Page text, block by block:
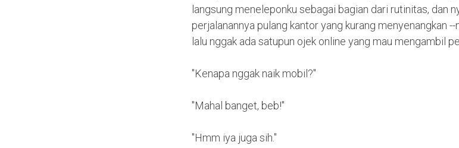
langsung meneleponku sebagai bagian dari rutinitas, dan
perjalanannya pulang kantor yang kurang menyenangkan
lalu nggak ada satupun ojek online yang mau mengambil
"Kenapa nggak naik mobil?"
"Mahal banget, beb!"
"Hmm iya juga sih."